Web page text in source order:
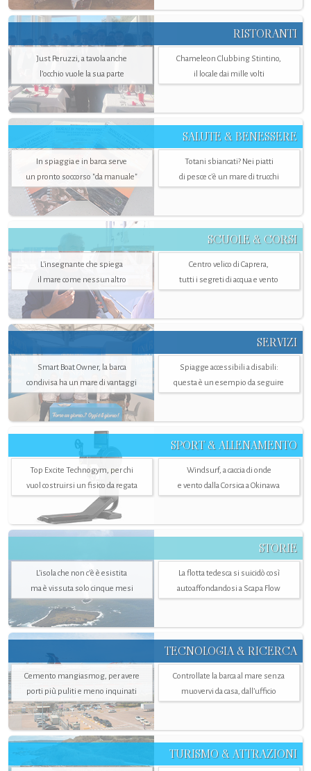
RISTORANTI
Just Peruzzi, a tavola anche
l’occhio vuole la sua parte
Chameleon Clubbing Stintino,
il locale dai mille volti
SALUTE & BENESSERE
In spiaggia e in barca serve
un pronto soccorso "da manuale"
Totani sbiancati? Nei piatti
di pesce c'è un mare di trucchi
SCUOLE & CORSI
L'insegnante che spiega
il mare come nessun altro
Centro velico di Caprera,
tutti i segreti di acqua e vento
SERVIZI
Smart Boat Owner, la barca
condivisa ha un mare di vantaggi
Spiagge accessibili a disabili:
questa è un esempio da seguire
SPORT & ALLENAMENTO
Top Excite Technogym, per chi
vuol costruirsi un fisico da regata
Windsurf, a caccia di onde
e vento dalla Corsica a Okinawa
STORIE
L’isola che non c'è è esistita
ma è vissuta solo cinque mesi
La flotta tedesca si suicidò così
autoaffondandosi a Scapa Flow
TECNOLOGIA & RICERCA
Cemento mangiasmog, per avere
porti più puliti e meno inquinati
Controllate la barca al mare senza
muovervi da casa, dall’ufficio
TURISMO & ATTRAZIONI